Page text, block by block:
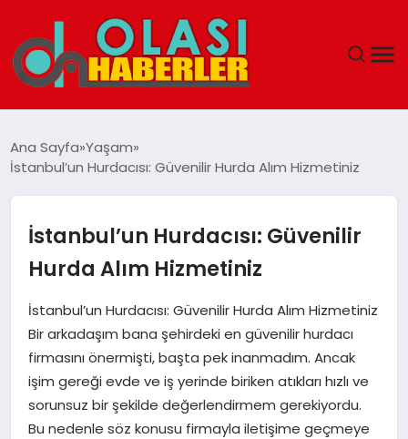
DÜNYA
SAĞLIK
Ana Sayfa Yaşam
İstanbul’un Hurdacısı: Güvenilir Hurda Alım Hizmetiniz
İstanbul’un Hurdacısı: Güvenilir
Hurda Alım Hizmetiniz
İstanbul’un Hurdacısı: Güvenilir Hurda Alım Hizmetiniz
Bir arkadaşım bana şehirdeki en güvenilir hurdacı
firmasını önermişti, başta pek inanmadım. Ancak
işim gereği evde ve iş yerinde biriken atıkları hızlı ve
sorunsuz bir şekilde değerlendirmem gerekiyordu.
Bu nedenle söz konusu firmayla iletişime geçmeye